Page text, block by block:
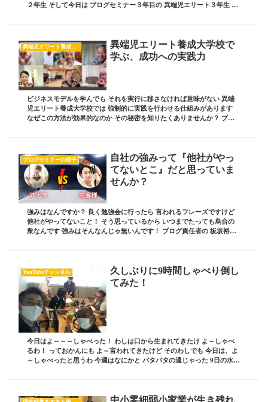
２年生 そして今日は ブログセミナー３年目の 異端児エリート３年生 弱
異端児エリート養成大学校
異端児エリート養成大学校で
学ぶ、成功への実践力
ビジネスモデルを学んでも それを実行に移さなければ意味がない 異端
児エリート養成大学校では 強制的に実践を行わせる仕組みがあります
なぜこの方法が効果的なのか その秘密を知りたくありませんか？ ブロ
ブログセミナーの様子
自社の強みって『他社がやっ
てないとこ』だと思っていま
せんか？
強みはなんですか？ 良く勉強会に行ったら 言われるフレーズですけど
他社がやってないこと！ そう思っているから いつまでたっても烏合の
衆なんです 強みはそんなんじゃ無いんです！ ブログ責任者の 板坂裕治
YouTubeチャンネル
久しぶりに9時間しゃべり倒し
てみた！
今日はよ～～～しゃべった！ わしは口から生まれてきたけ よ～しゃべ
るわ！ っておかんにも よ～言われてきたけど そのわしでも 今日は、よ
～しゃべったと思うわ 今週はなにかと バタバタの週じゃった 9日の水曜
中小零細弱小家業が生き残れ